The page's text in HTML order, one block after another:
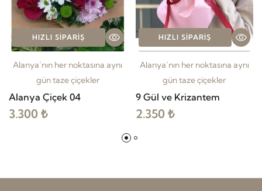
HIZLI SIPARIŞ
Alanya’nın her noktasına aynı
gün taze çiçekler
Alanya Çiçek 04
3.300 ₺
HIZLI SIPARIŞ
Alanya’nın her noktasına aynı
gün taze çiçekler
9 Gül ve Krizantem
2.350 ₺